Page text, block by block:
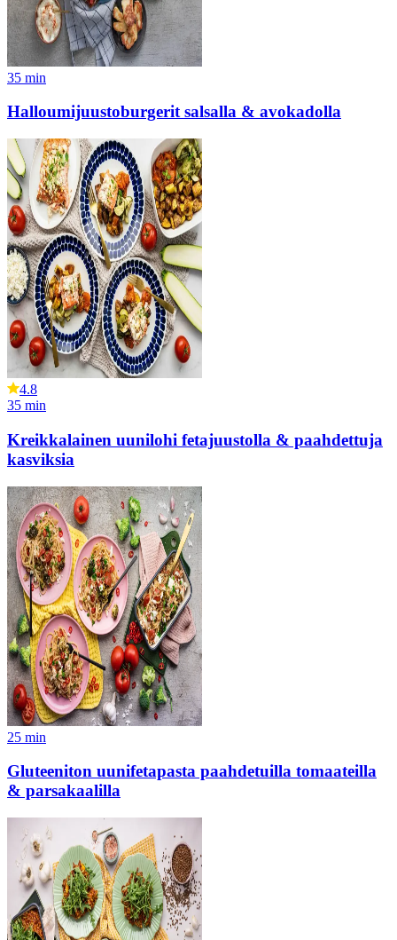
35 min
Halloumijuustoburgerit salsalla & avokadolla
4.8
35 min
Kreikkalainen uunilohi fetajuustolla & paahdettuja
kasviksia
25 min
Gluteeniton uunifetapasta paahdetuilla tomaateilla
& parsakaalilla